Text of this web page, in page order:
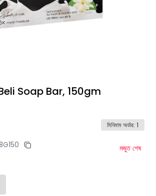
Soap Bar, 150gm
মিনিমাম অর্ডার: 1
মজুত শেষ